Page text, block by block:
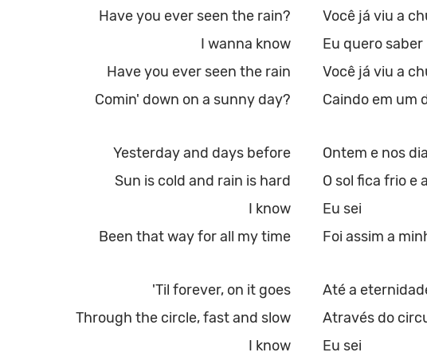
Você já viu a
Eu quero saber
Você já viu a
Caindo em um
Ontem e nos
O sol fica frio e
Eu sei
Foi assim a
Até a
Através do
Eu sei
Have you ever seen the rain?
I wanna know
Have you ever seen the rain
Comin' down on a sunny day?
Yesterday and days before
Sun is cold and rain is hard
I know
Been that way for all my time
'Til forever, on it goes
Through the circle, fast and slow
I know